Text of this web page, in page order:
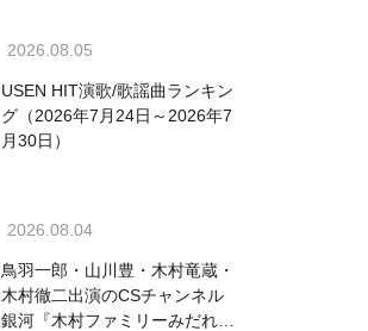
2026.08.05
USEN HIT演歌/歌謡曲ランキン
グ（2026年7月24日～2026年7
月30日）
2026.08.04
鳥羽一郎・山川豊・木村竜蔵・
木村徹二出演のCSチャンネル
銀河『木村ファミリーみだれ旅